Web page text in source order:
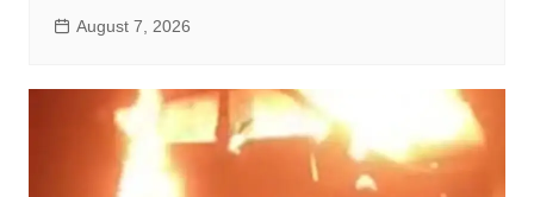
August 7, 2026